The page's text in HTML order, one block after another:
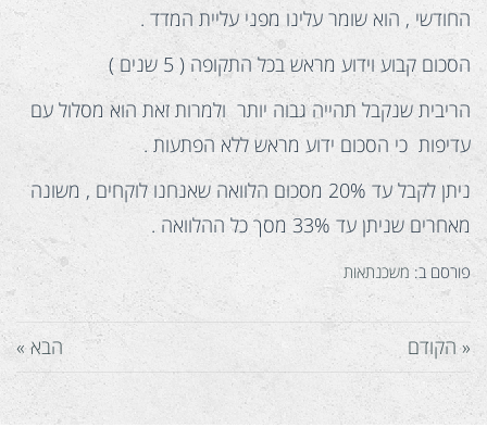
החודשי , הוא שומר עלינו מפני עליית המדד .
הסכום קבוע וידוע מראש בכל התקופה ( 5 שנים )
הריבית שנקבל תהייה גבוה יותר ולמרות זאת הוא מסלול עם
עדיפות כי הסכום ידוע מראש ללא הפתעות .
ניתן לקבל עד 20% מסכום הלוואה שאנחנו לוקחים , משונה
מאחרים שניתן עד 33% מסך כל ההלוואה .
פורסם ב: משכנתאות
« הקודם הבא »